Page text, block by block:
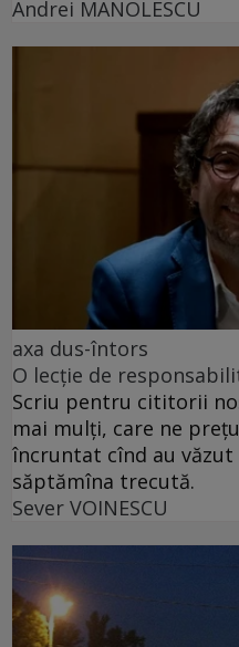
Andrei MANOLESCU
axa dus-întors
O lecție de
Scriu pentru cititorii
mai mulți, care ne
încruntat cînd au
săptămîna trecută.
Sever VOINESCU